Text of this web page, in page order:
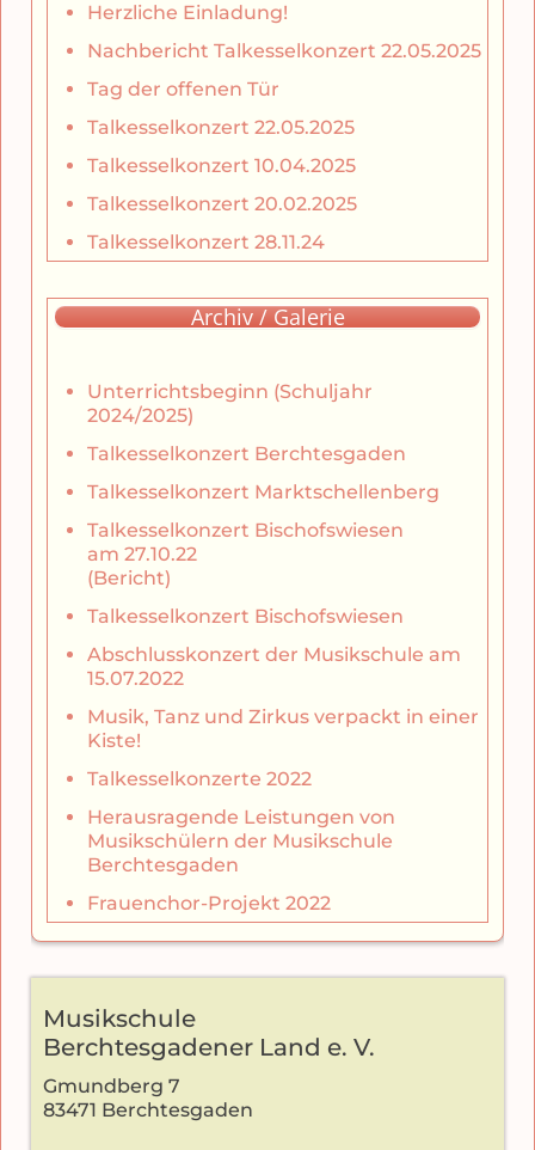
Herzliche Einladung!
Nachbericht Talkesselkonzert 22.05.2025
Tag der offenen Tür
Talkesselkonzert 22.05.2025
Talkesselkonzert 10.04.2025
Talkesselkonzert 20.02.2025
Talkesselkonzert 28.11.24
Archiv / Galerie
Unterrichtsbeginn (Schuljahr
2024/2025)
Talkesselkonzert Berchtesgaden
Talkesselkonzert Marktschellenberg
Talkesselkonzert Bischofswiesen
am 27.10.22
(Bericht)
Talkesselkonzert Bischofswiesen
Abschlusskonzert der Musikschule am
15.07.2022
Musik, Tanz und Zirkus verpackt in einer
Kiste!
Talkesselkonzerte 2022
Herausragende Leistungen von
Musikschülern der Musikschule
Berchtesgaden
Frauenchor-Projekt 2022
Musikschule
Berchtesgadener Land e. V.
Gmundberg 7
83471 Berchtesgaden